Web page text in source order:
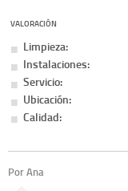
VALORACIÓN
Limpieza:
Instalaciones:
Servicio:
Ubicación:
Calidad:
Por Ana